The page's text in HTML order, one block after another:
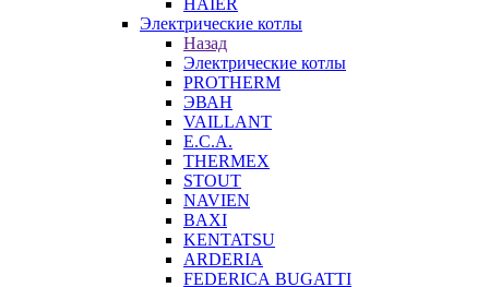
HAIER
Электрические котлы
Назад
Электрические котлы
PROTHERM
ЭВАН
VAILLANT
E.C.A.
THERMEX
STOUT
NAVIEN
BAXI
KENTATSU
ARDERIA
FEDERICА BUGATTI